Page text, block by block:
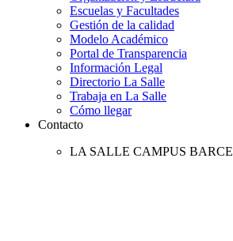
Escuelas y Facultades
Gestión de la calidad
Modelo Académico
Portal de Transparencia
Información Legal
Directorio La Salle
Trabaja en La Salle
Cómo llegar
Contacto
LA SALLE CAMPUS